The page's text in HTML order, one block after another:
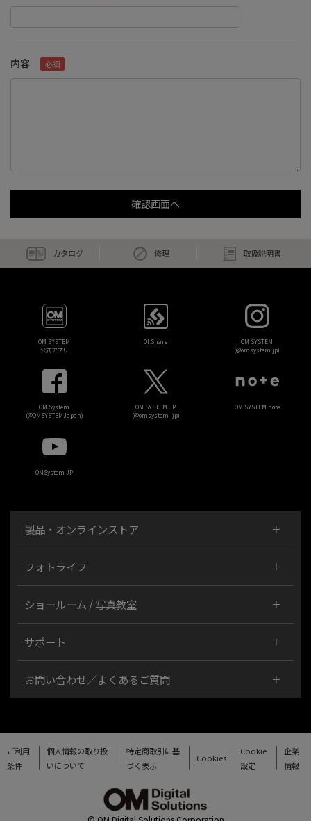
内容
カタログ 修理 取扱説明書
OM SYSTEM
公式アプリ
OI.Share
OM SYSTEM
(@omsystem.jp)
OM System
(@OMSYSTEMJapan)
OM SYSTEM JP
(@omsystem_jp)
OM SYSTEM note
OMSystem JP
製品・オンラインストア
フォトライフ
ショールーム / 写真教室
サポート
お問い合わせ／よくあるご質問
ご利用
条件
個人情報の取り扱
いについて
特定商取引に基
づく表示
Cookies
Cookie
設定
企業
情報